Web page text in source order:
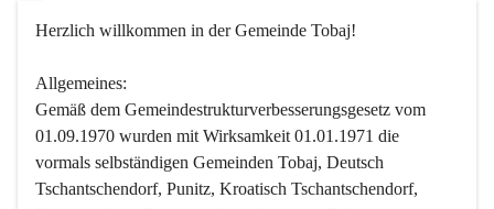
Herzlich willkommen in der Gemeinde Tobaj!
Allgemeines:
Gemäß dem Gemeindestrukturverbesserungsgesetz vom
01.09.1970 wurden mit Wirksamkeit 01.01.1971 die
vormals selbständigen Gemeinden Tobaj, Deutsch
Tschantschendorf, Punitz, Kroatisch Tschantschendorf,